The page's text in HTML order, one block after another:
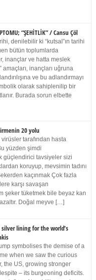
“ŞEHİTLİK” / Cansu Çöl
denilebilir ki “kutsal”ın tarihi
bütün toplumlarda
inançlar ve hatta meslek
amaçları, inançları uğruna
ve bu adlandırmayı
olarak sahiplenilip bir
Burada sorun elbette
20 yolu
tarafından hasta
yüzden şimdi
güçlendirici tavsiyeler sizi
koruyup, mevsimin tadını
kaçınmak Çok fazla
karşı savaşan
şeker tüketmek bile beyaz kan
Doğal meyve […]
lining for the world’s
symbolises the demise of a
when we saw the curious
the US, growing stronger
– its burgeoning deficits.